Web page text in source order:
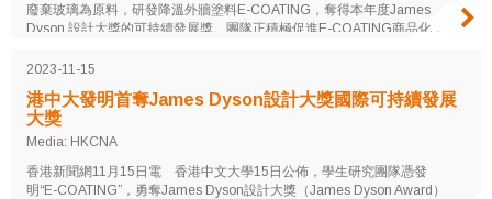
廢棄玻璃為原料，研發降溫外牆塗料E-COATING，奪得本年度James
Dyson 設計大獎的可持續發展獎。團隊正積極促進E-COATING商品化，
2023-11-15
港中大發明首奪James Dyson設計大獎國際可持續發展
大獎
Media: HKCNA
香港新聞網11月15日電 香港中文大學15日公佈，學生研究團隊憑發
明“E-COATING”，勇奪James Dyson設計大獎（James Dyson Award）